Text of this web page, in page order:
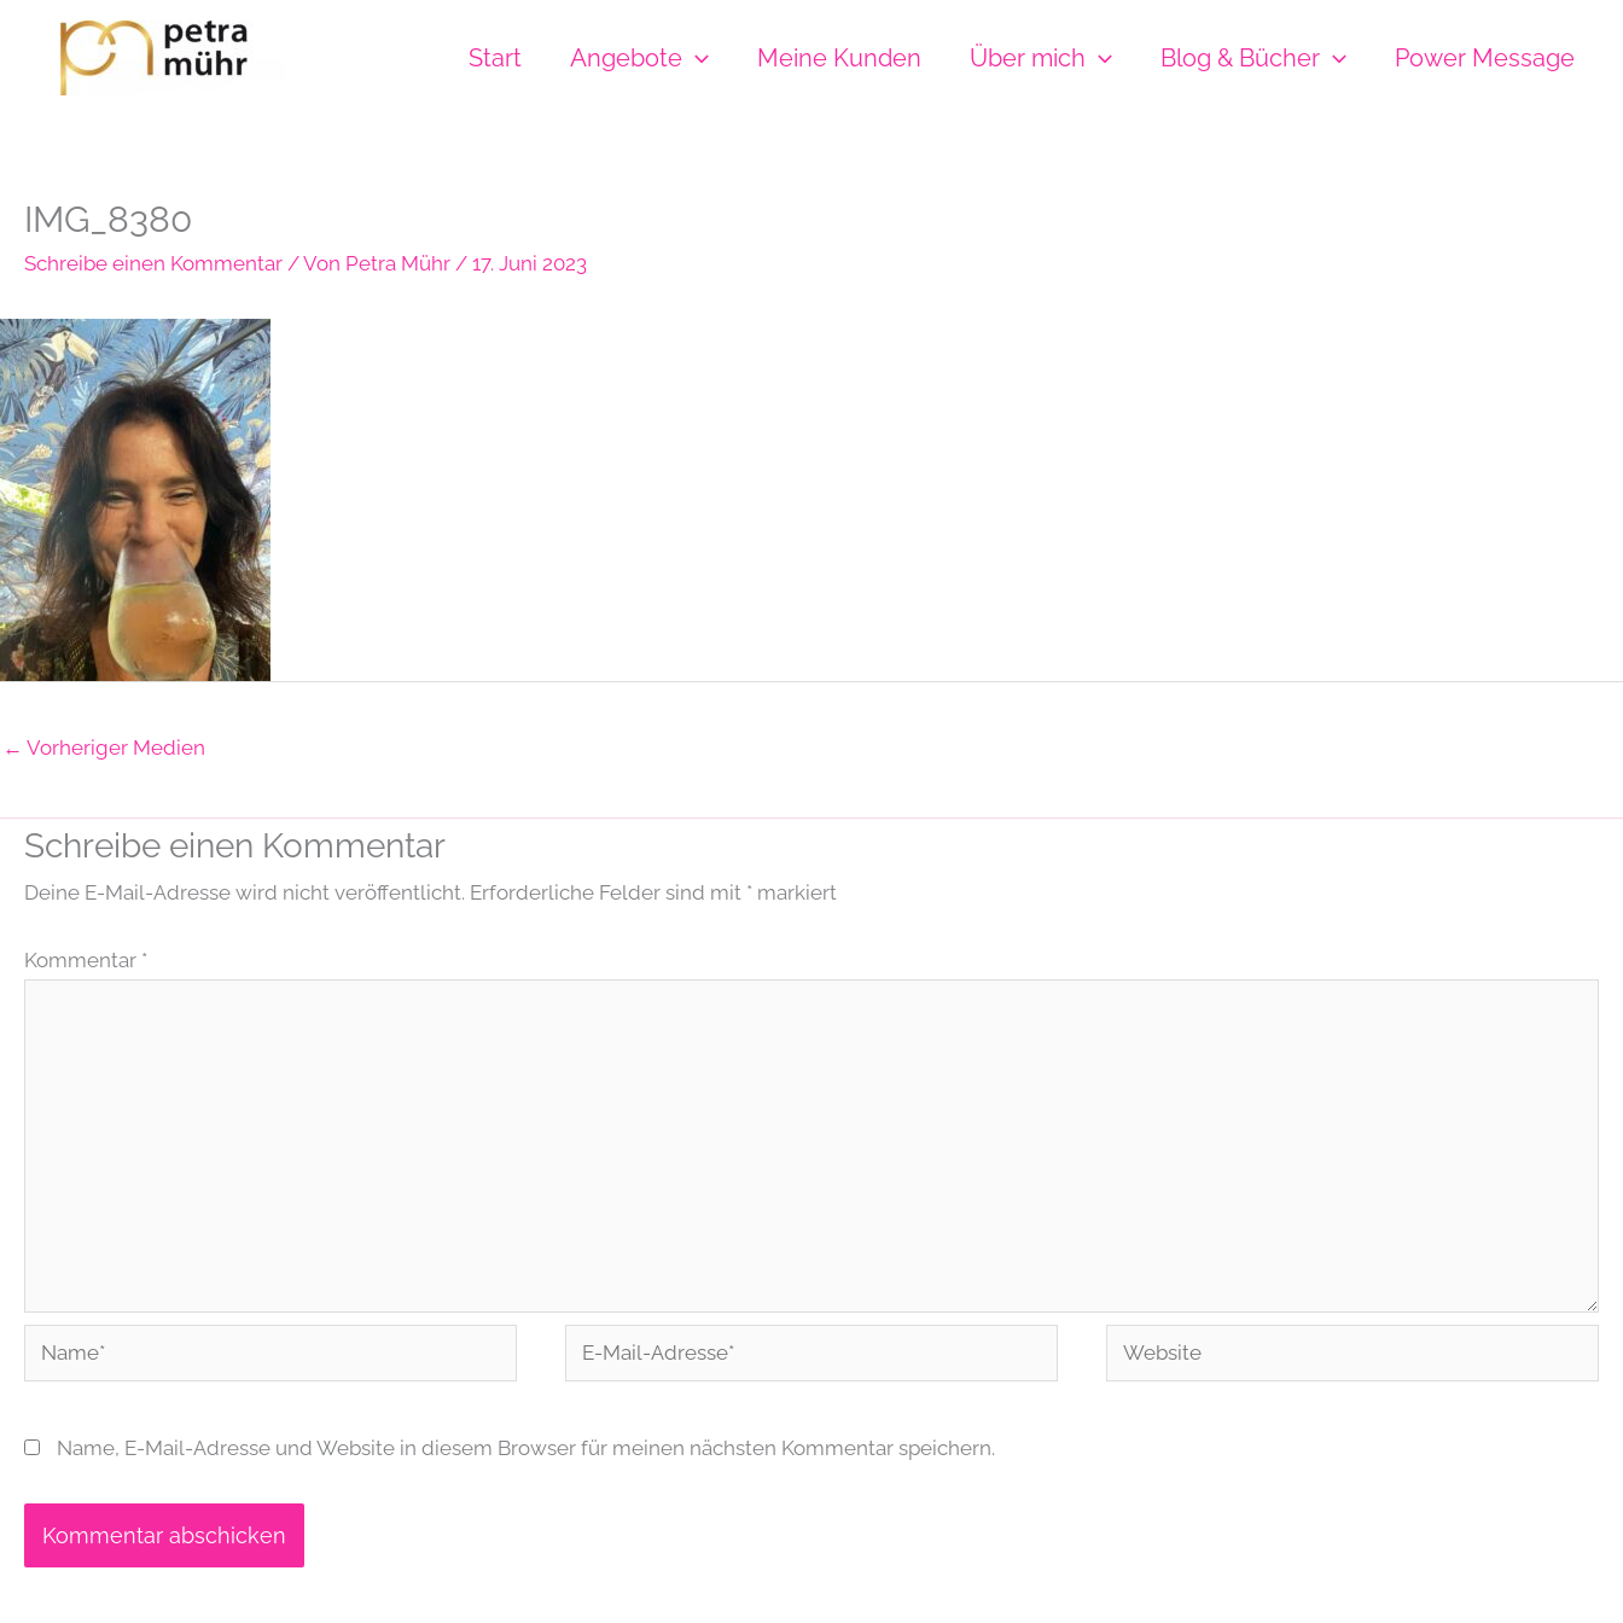
springen
Start Angebote Meine Kunden Über mich Blog & Bücher Power Message
IMG_8380
Schreibe einen Kommentar / Von Petra Mühr / 17. Juni 2023
← Vorheriger Medien
Schreibe einen Kommentar
Deine E-Mail-Adresse wird nicht veröffentlicht. Erforderliche Felder sind mit * markiert
Kommentar *
Name*
E-
Mail-
Website
Name, E-Mail-Adresse und Website in diesem Browser für meinen nächsten Kommentar speichern.